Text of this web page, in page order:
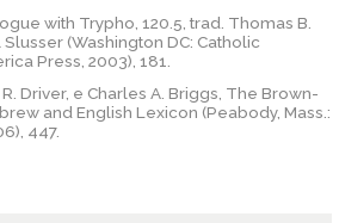
with Trypho, 120.5, trad. Thomas B.
(Washington DC: Catholic
Press, 2003), 181.
Driver, e Charles A. Briggs, The Brown-
and English Lexicon (Peabody, Mass.:
447.